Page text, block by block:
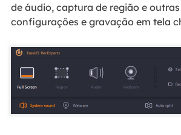
de áudio, captura de região e
configurações e gravação em tela